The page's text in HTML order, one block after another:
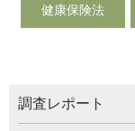
健康保険法
調査レポート